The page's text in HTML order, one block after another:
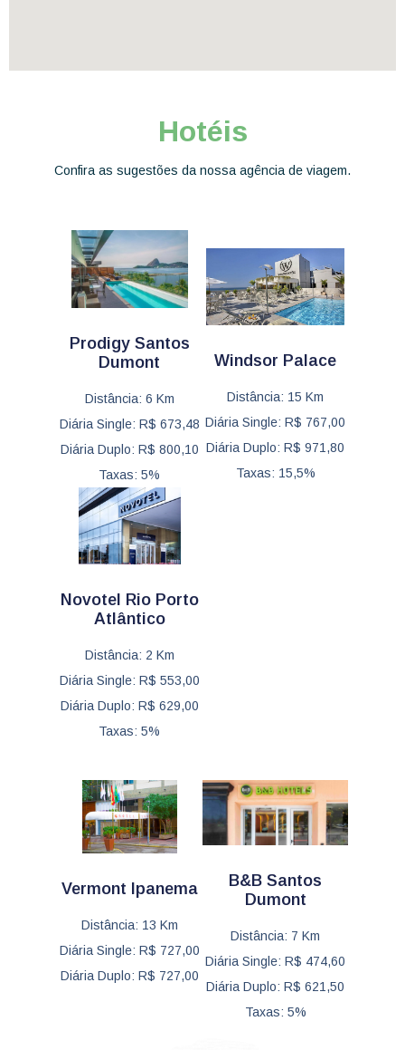
Hotéis
Confira as sugestões da nossa agência de viagem.
Prodigy Santos
Dumont
Distância: 6 Km
Diária Single: R$ 673,48
Diária Duplo: R$ 800,10
Taxas: 5%
Windsor Palace
Distância: 15 Km
Diária Single: R$ 767,00
Diária Duplo: R$ 971,80
Taxas: 15,5%
Novotel Rio Porto
Atlântico
Distância: 2 Km
Diária Single: R$ 553,00
Diária Duplo: R$ 629,00
Taxas: 5%
Vermont Ipanema
Distância: 13 Km
Diária Single: R$ 727,00
Diária Duplo: R$ 727,00
B&B Santos
Dumont
Distância: 7 Km
Diária Single: R$ 474,60
Diária Duplo: R$ 621,50
Taxas: 5%